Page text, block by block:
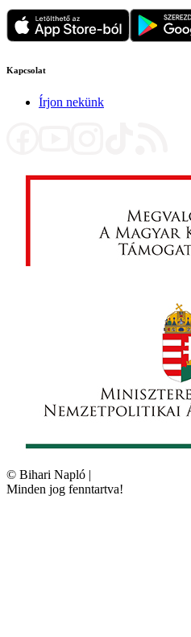
Kapcsolat
Írjon nekünk
© Bihari Napló |
Minden jog fenntartva!